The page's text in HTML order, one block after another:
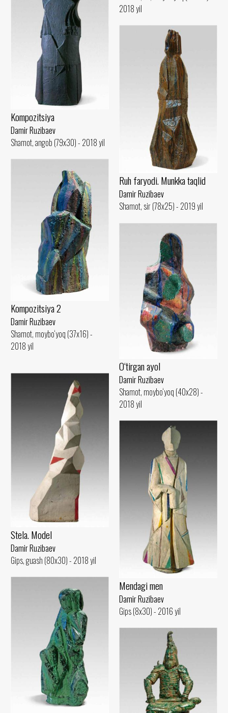
2018 yil
Kompozitsiya
Damir Ruzibaev
Shamot, angob (79x30) - 2018 yil
Ruh faryodi. Munkka taqlid
Damir Ruzibaev
Shamot, sir (78x25) - 2019 yil
Kompozitsiya 2
Damir Ruzibaev
Shamot, moybo‘yoq (37x16) -
2018 yil
O‘tirgan ayol
Damir Ruzibaev
Shamot, moybo‘yoq (40x28) -
2018 yil
Stela. Model
Damir Ruzibaev
Gips, guash (80x30) - 2018 yil
Mendagi men
Damir Ruzibaev
Gips (8x30) - 2016 yil